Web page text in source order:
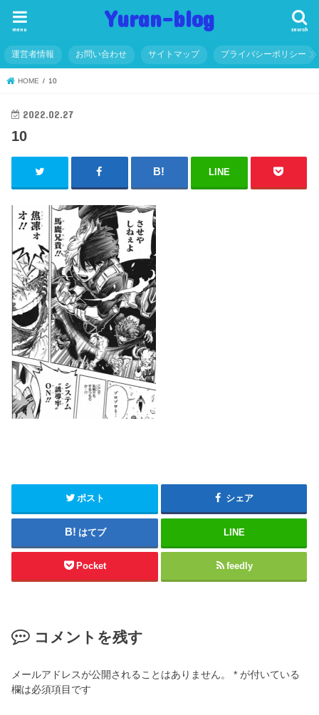
Yuran-blog search
menu
運営者情報 お問い合わせ サイトマップ プライバシーポリシー
HOME 10
2022.02.27
10
LINE
ポスト シェア
はてブ LINE
Pocket feedly
コメントを残す
メールアドレスが公開されることはありません。 * が付いている
欄は必須項目です